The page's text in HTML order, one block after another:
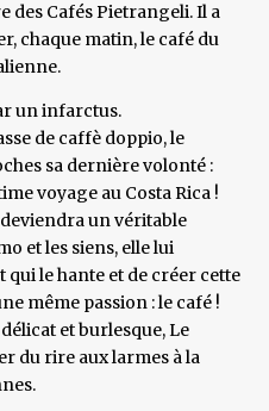
des Cafés Pietrangeli. Il a
chaque matin, le café du
un infarctus.
de caffè doppio, le
sa dernière volonté :
voyage au Costa Rica !
un véritable
et les siens, elle lui
le hante et de créer cette
même passion : le café !
et burlesque, Le
du rire aux larmes à la